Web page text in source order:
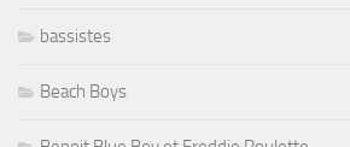
bassistes
Beach Boys